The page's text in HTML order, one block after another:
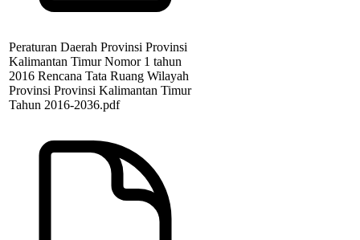
Peraturan Daerah Provinsi Provinsi
Kalimantan Timur Nomor 1 tahun
2016 Rencana Tata Ruang Wilayah
Provinsi Provinsi Kalimantan Timur
Tahun 2016-2036.pdf